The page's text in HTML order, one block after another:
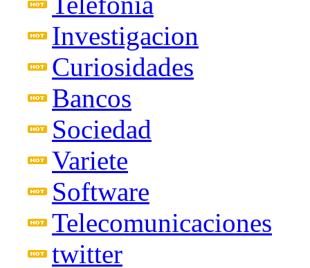
Investigacion
Curiosidades
Bancos
Sociedad
Variete
Software
Telecomunicaciones
twitter